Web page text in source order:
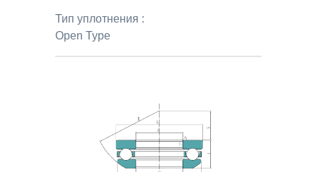
Тип уплотнения :
Open Type